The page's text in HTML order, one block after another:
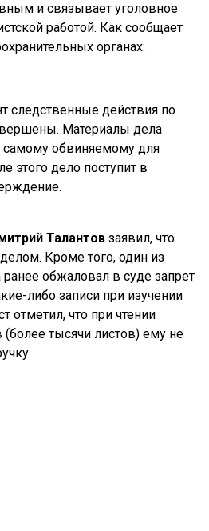
и связывает уголовное
работой. Как сообщает
органах:
следственные действия по
Материалы дела
самому обвиняемому для
этого дело поступит в
Талантов заявил, что
Кроме того, один из
обжаловал в суде запрет
либо записи при изучении
отметил, что при чтении
тысячи листов) ему не